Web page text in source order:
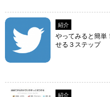
紹介
やってみると簡単
せる３ステップ
紹介